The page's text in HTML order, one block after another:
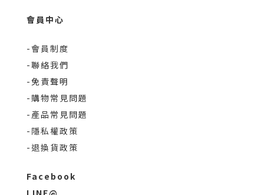
會員中心
-會員制度
-聯絡我們
-免責聲明
-購物常見問題
-產品常見問題
-隱私權政策
-退換貨政策
Facebook